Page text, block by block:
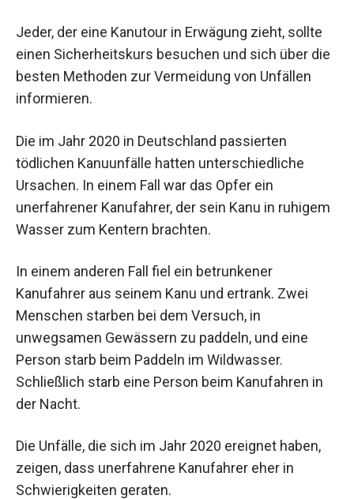
Jeder, der eine Kanutour in Erwägung zieht, sollte
einen Sicherheitskurs besuchen und sich über die
besten Methoden zur Vermeidung von Unfällen
informieren.
Die im Jahr 2020 in Deutschland passierten
tödlichen Kanuunfälle hatten unterschiedliche
Ursachen. In einem Fall war das Opfer ein
unerfahrener Kanufahrer, der sein Kanu in ruhigem
Wasser zum Kentern brachten.
In einem anderen Fall fiel ein betrunkener
Kanufahrer aus seinem Kanu und ertrank. Zwei
Menschen starben bei dem Versuch, in
unwegsamen Gewässern zu paddeln, und eine
Person starb beim Paddeln im Wildwasser.
Schließlich starb eine Person beim Kanufahren in
der Nacht.
Die Unfälle, die sich im Jahr 2020 ereignet haben,
zeigen, dass unerfahrene Kanufahrer eher in
Schwierigkeiten geraten.